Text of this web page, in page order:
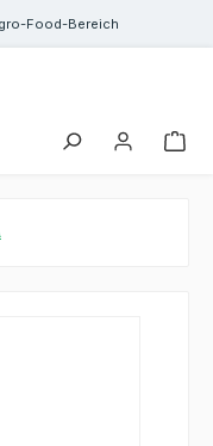
Food-Bereich